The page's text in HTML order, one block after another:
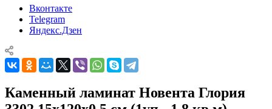
Вконтакте
Telegram
Яндекс.Дзен
Каменный ламинат Новента Глория